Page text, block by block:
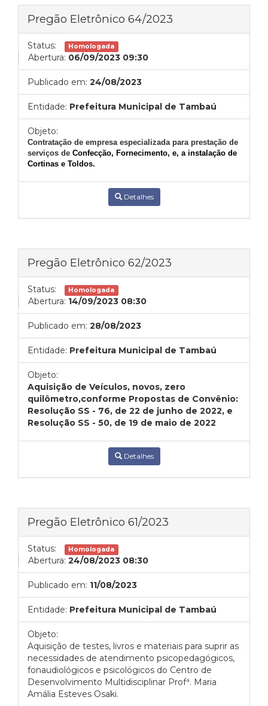
Pregão Eletrônico 64/2023
Status: Homologada
Abertura: 06/09/2023 09:30
Publicado em: 24/08/2023
Entidade: Prefeitura Municipal de Tambaú
Objeto:
Contratação de empresa especializada para prestação de
serviços de Confecção, Fornecimento, e, a instalação de
Cortinas e Toldos.
Detalhes
Pregão Eletrônico 62/2023
Status: Homologada
Abertura: 14/09/2023 08:30
Publicado em: 28/08/2023
Entidade: Prefeitura Municipal de Tambaú
Objeto:
Aquisição de Veículos, novos, zero
quilômetro,conforme Propostas de Convênio:
Resolução SS - 76, de 22 de junho de 2022, e
Resolução SS - 50, de 19 de maio de 2022
Detalhes
Pregão Eletrônico 61/2023
Status: Homologada
Abertura: 24/08/2023 08:30
Publicado em: 11/08/2023
Entidade: Prefeitura Municipal de Tambaú
Objeto:
Aquisição de testes, livros e materiais para suprir as
necessidades de atendimento psicopedagógicos,
fonaudiológicos e psicológicos do Centro de
Desenvolvimento Multidisciplinar Profª. Maria
Amália Esteves Osaki.